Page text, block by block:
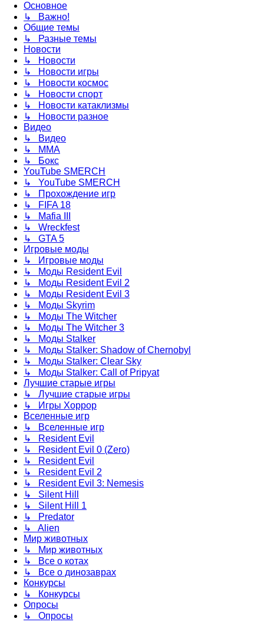
Основное
↳ Важно!
Общие темы
↳ Разные темы
Новости
↳ Новости
↳ Новости игры
↳ Новости космос
↳ Новости спорт
↳ Новости катаклизмы
↳ Новости разное
Видео
↳ Видео
↳ ММА
↳ Бокс
YouTube SMERCH
↳ YouTube SMERCH
↳ Прохождение игр
↳ FIFA 18
↳ Mafia III
↳ Wreckfest
↳ GTA 5
Игровые моды
↳ Игровые моды
↳ Моды Resident Evil
↳ Моды Resident Evil 2
↳ Моды Resident Evil 3
↳ Моды Skyrim
↳ Моды The Witcher
↳ Моды The Witcher 3
↳ Моды Stalker
↳ Моды Stalker: Shadow of Chernobyl
↳ Моды Stalker: Clear Sky
↳ Моды Stalker: Call of Pripyat
Лучшие старые игры
↳ Лучшие старые игры
↳ Игры Хоррор
Вселенные игр
↳ Вселенные игр
↳ Resident Evil
↳ Resident Evil 0 (Zero)
↳ Resident Evil
↳ Resident Evil 2
↳ Resident Evil 3: Nemesis
↳ Silent Hill
↳ Silent Hill 1
↳ Predator
↳ Alien
Мир животных
↳ Мир животных
↳ Все о котах
↳ Все о динозаврах
Конкурсы
↳ Конкурсы
Опросы
↳ Опросы